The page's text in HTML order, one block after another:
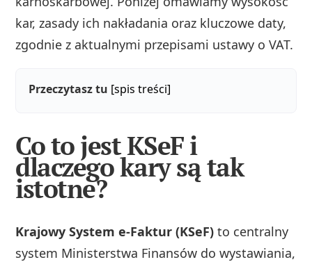
kar, zasady ich nakładania oraz kluczowe daty,
zgodnie z aktualnymi przepisami ustawy o VAT.
Przeczytasz tu [spis treści]
Co to jest KSeF i
dlaczego kary są tak
istotne?
Krajowy System e-Faktur (KSeF) to centralny
system Ministerstwa Finansów do wystawiania,